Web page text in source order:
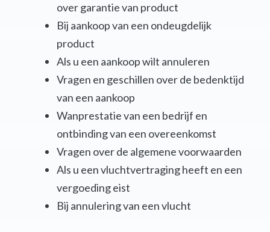
over garantie van product
Bij aankoop van een ondeugdelijk
product
Als u een aankoop wilt annuleren
Vragen en geschillen over de bedenktijd
van een aankoop
Wanprestatie van een bedrijf en
ontbinding van een overeenkomst
Vragen over de algemene voorwaarden
Als u een vluchtvertraging heeft en een
vergoeding eist
Bij annulering van een vlucht